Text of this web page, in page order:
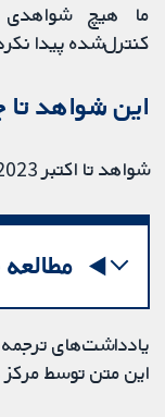
ما هیچ شواهدی
کنترل‌شده پیدا
این شواهد تا
شواهد تا اکتبر 2023 ‌به‌روز است.
یادداشت‌های ترجمه
این متن توسط